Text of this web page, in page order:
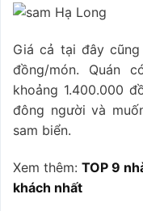
Giá cả tại đây
đồng/món. Quán
khoảng 1.400.000
đông người và
sam biển.
Xem thêm: TOP 9
khách nhất